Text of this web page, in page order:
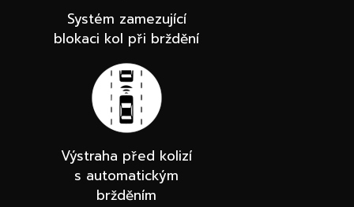
Systém zamezující
blokaci kol při brždění
Výstraha před kolizí
s automatickým
bržděním